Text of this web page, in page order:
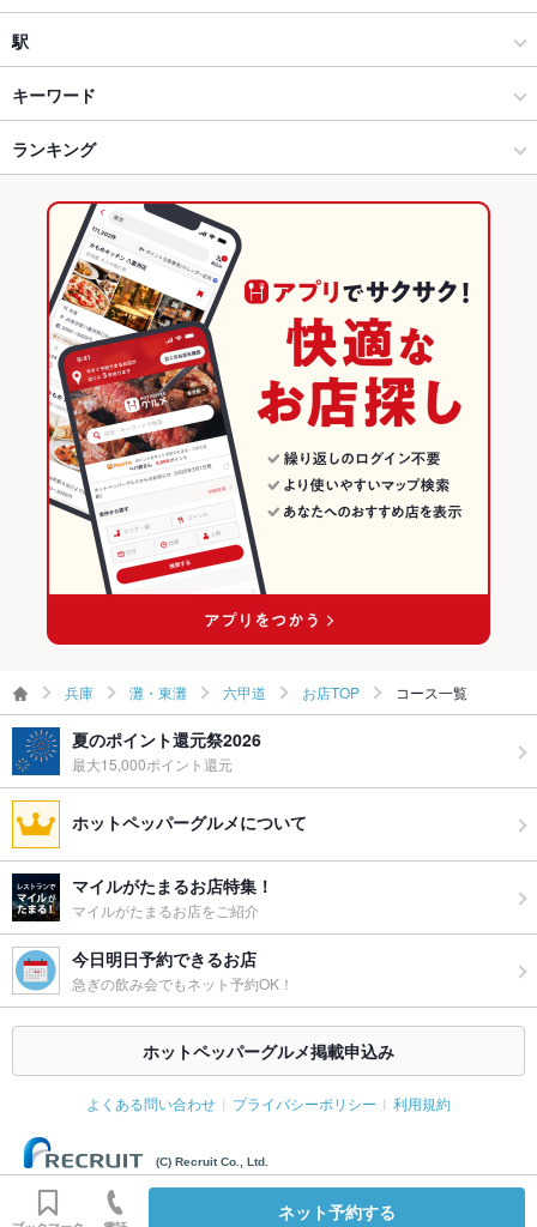
フレンチ
灘・東灘 × イタリアン・フレンチ
灘・東灘 × フレンチ
六甲道駅 × イタリアン・フレンチ
六甲道駅 × フレンチ
六甲道
六甲道 × イタリアン・フレンチ
六甲道 × フレンチ
兵庫 × イタリアン・フレンチ
兵庫 × フレンチ
駅
新在家駅
六甲駅
六甲道駅
キーワード
魚料理 ステーキ
ランキング
兵庫のグルメランキング
兵庫のイタリアン・フレンチランキング
兵庫のフレンチランキング
灘・東灘のグルメランキング
灘・東灘のイタリアン・フレンチランキング
六甲道のグルメランキング
六甲道のイタリアン・フレンチランキング
兵庫 灘・東灘 六甲道 お店TOP コース一覧
夏のポイント還元祭2026
最大15,000ポイント還元
ホットペッパーグルメについて
マイルがたまるお店特集！
マイルがたまるお店をご紹介
今日明日予約できるお店
急ぎの飲み会でもネット予約OK！
ホットペッパーグルメ掲載申込み
よくある問い合わせ プライバシーポリシー 利用規約
(C) Recruit Co., Ltd.
ネット予約する